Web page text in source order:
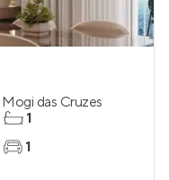
Mogi das Cruzes
1
1